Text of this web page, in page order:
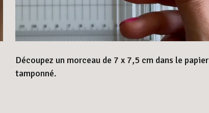
Découpez un morceau de 7 x 7,5 cm dans le papier
tamponné.